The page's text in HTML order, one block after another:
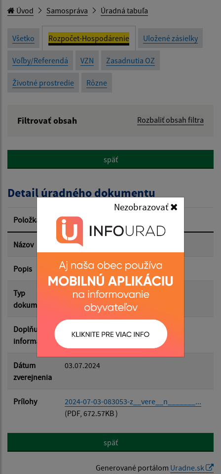
Nezobrazovať
Úvod Samospráva Úradná tabuľa
Všetko Rozpočet-Hospodárenie Uložené zásielky
Voľby/Referendá VZN Zasadnutia OZ
Životné prostredie Rôzne
Filtrovať obsah Rozbaliť obsah filtra
Popis:
Dátum zverejnenia od:
Dátum zverejnenia do:
Filtrovať Reset
späť
Detail úradného dokumentu
Položka Informácia
Názov Záverečný účet obce za rok 2023
Popis
Typ
dokumentu
Rozpočet-Hospodárenie
Doplňujúce
informácie
Dátum
zverejnenia
03.07.2024
Prílohy
2024-07-03-083053-z__vere__n_______...
(PDF, 672.57KB )
späť
Generované portálom Uradne.sk